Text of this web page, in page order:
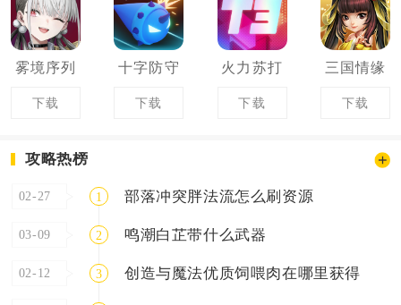
雾境序列
下载
十字防守
下载
火力苏打
下载
三国情缘
下载
攻略热榜
02-27 1 部落冲突胖法流怎么刷资源
03-09 2 鸣潮白芷带什么武器
02-12 3 创造与魔法优质饲喂肉在哪里获得